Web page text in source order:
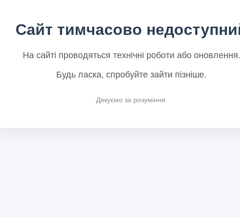
Сайт тимчасово
На сайті проводяться технічні роботи або оновлення.
Будь ласка, спробуйте зайти пізніше.
Дякуємо за розуміння.